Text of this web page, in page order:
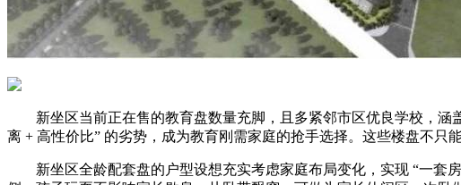
新坐区当前正在售的教育盘数量充脚，且多紧邻市区优良学校，涵
离 + 高性价比” 的劣势，成为教育刚需家庭的抢手选择。这些楼盘不只
新坐区全龄配套盘的户型设想充实考虑家庭布局变化，实现 “一套房